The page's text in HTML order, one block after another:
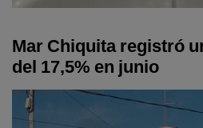
Mar Chiquita registró
del 17,5% en junio